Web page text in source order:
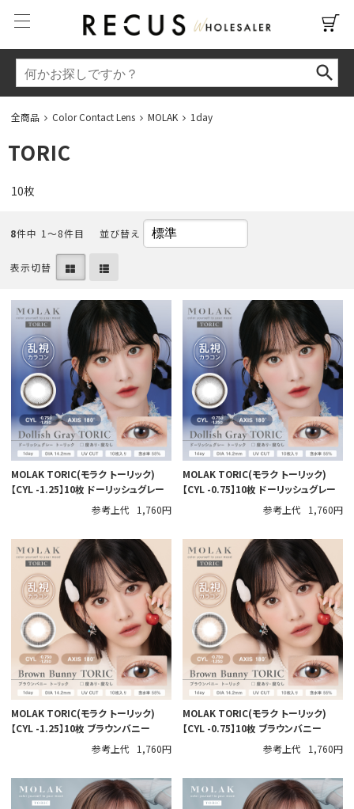
全商品 Color Contact Lens MOLAK 1day
TORIC
10枚
8件中 1〜8件目 並び替え
表示切替
MOLAK TORIC(モラク トーリック)
【CYL -1.25】10枚 ドーリッシュグレー
参考上代
1,760円
MOLAK TORIC(モラク トーリック)
【CYL -0.75】10枚 ドーリッシュグレー
参考上代
1,760円
MOLAK TORIC(モラク トーリック)
【CYL -1.25】10枚 ブラウンバニー
参考上代
1,760円
MOLAK TORIC(モラク トーリック)
【CYL -0.75】10枚 ブラウンバニー
参考上代
1,760円